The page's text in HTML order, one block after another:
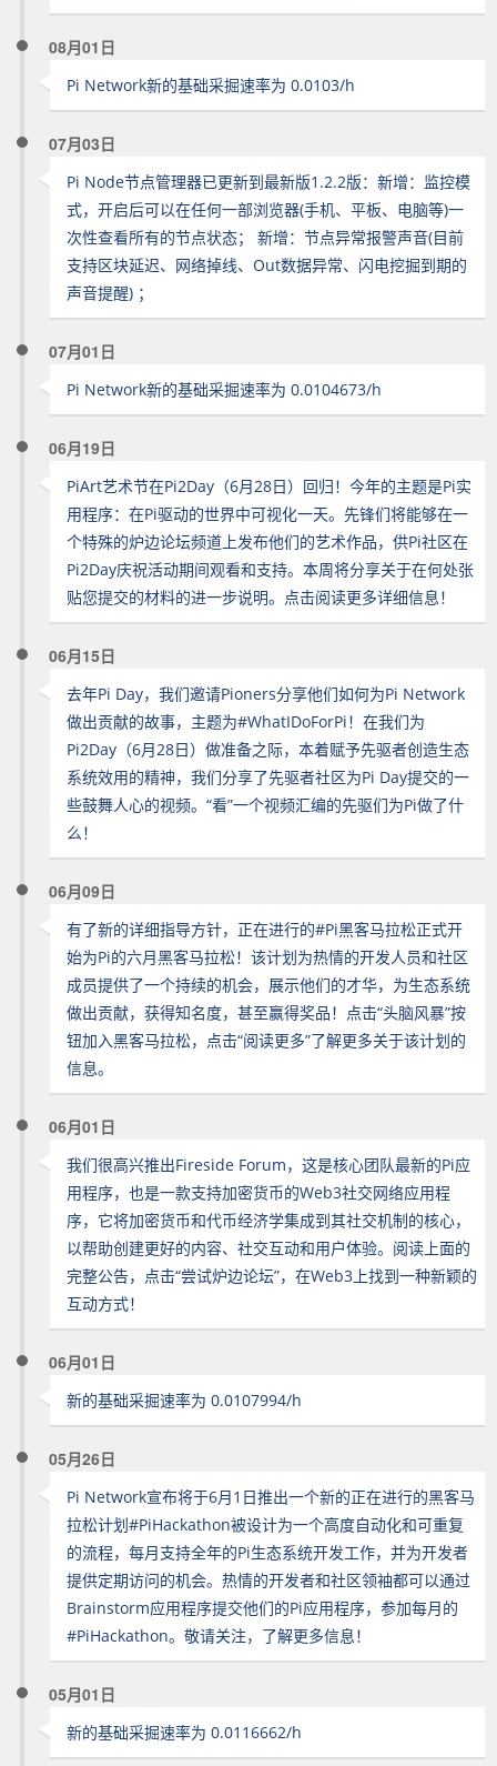
08月01日
Pi Network新的基础采掘速率为 0.0103/h
07月03日
Pi Node节点管理器已更新到最新版1.2.2版：新增：监控模
式，开启后可以在任何一部浏览器(手机、平板、电脑等)一
次性查看所有的节点状态； 新增：节点异常报警声音(目前
支持区块延迟、网络掉线、Out数据异常、闪电挖掘到期的
声音提醒) ；
07月01日
Pi Network新的基础采掘速率为 0.0104673/h
06月19日
PiArt艺术节在Pi2Day（6月28日）回归！今年的主题是Pi实
用程序：在Pi驱动的世界中可视化一天。先锋们将能够在一
个特殊的炉边论坛频道上发布他们的艺术作品，供Pi社区在
Pi2Day庆祝活动期间观看和支持。本周将分享关于在何处张
贴您提交的材料的进一步说明。点击阅读更多详细信息！
06月15日
去年Pi Day，我们邀请Pioners分享他们如何为Pi Network
做出贡献的故事，主题为#WhatIDoForPi！在我们为
Pi2Day（6月28日）做准备之际，本着赋予先驱者创造生态
系统效用的精神，我们分享了先驱者社区为Pi Day提交的一
些鼓舞人心的视频。“看”一个视频汇编的先驱们为Pi做了什
么！
06月09日
有了新的详细指导方针，正在进行的#Pi黑客马拉松正式开
始为Pi的六月黑客马拉松！该计划为热情的开发人员和社区
成员提供了一个持续的机会，展示他们的才华，为生态系统
做出贡献，获得知名度，甚至赢得奖品！点击“头脑风暴”按
钮加入黑客马拉松，点击“阅读更多”了解更多关于该计划的
信息。
06月01日
我们很高兴推出Fireside Forum，这是核心团队最新的Pi应
用程序，也是一款支持加密货币的Web3社交网络应用程
序，它将加密货币和代币经济学集成到其社交机制的核心，
以帮助创建更好的内容、社交互动和用户体验。阅读上面的
完整公告，点击“尝试炉边论坛”，在Web3上找到一种新颖的
互动方式！
06月01日
新的基础采掘速率为 0.0107994/h
05月26日
Pi Network宣布将于6月1日推出一个新的正在进行的黑客马
拉松计划#PiHackathon被设计为一个高度自动化和可重复
的流程，每月支持全年的Pi生态系统开发工作，并为开发者
提供定期访问的机会。热情的开发者和社区领袖都可以通过
Brainstorm应用程序提交他们的Pi应用程序，参加每月的
#PiHackathon。敬请关注，了解更多信息！
05月01日
新的基础采掘速率为 0.0116662/h